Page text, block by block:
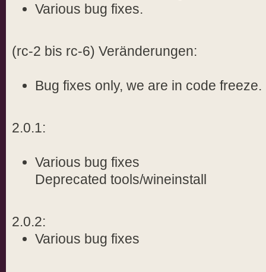
Various bug fixes.
(rc-2 bis rc-6) Veränderungen:
Bug fixes only, we are in code freeze.
2.0.1:
Various bug fixes
Deprecated tools/wineinstall
2.0.2:
Various bug fixes